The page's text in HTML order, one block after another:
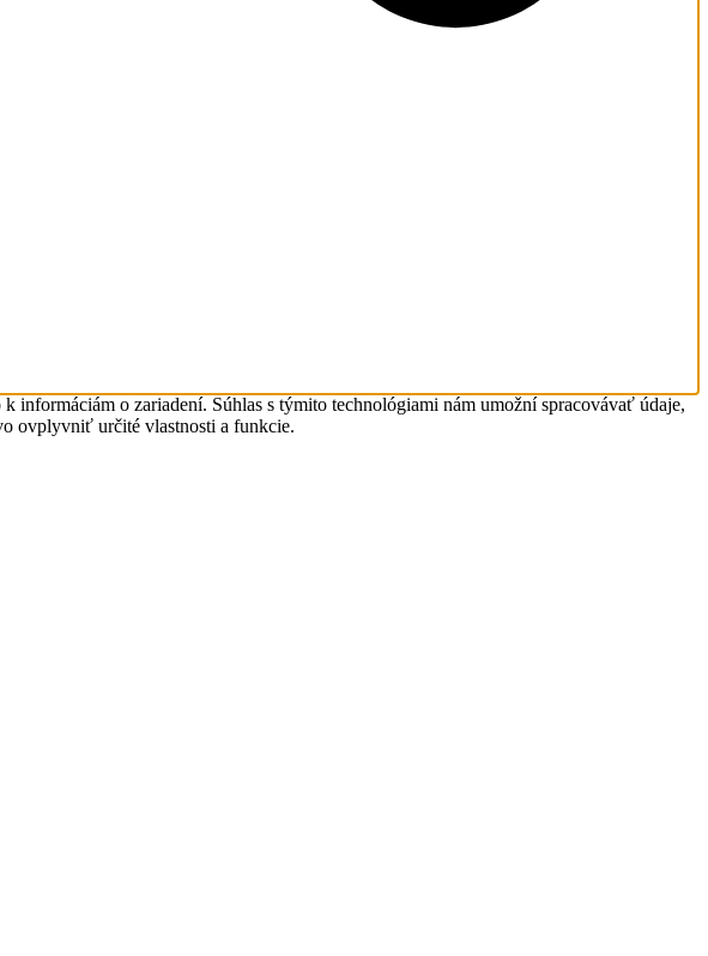
informáciám o zariadení. Súhlas s týmito technológiami nám umožní spracovávať údaje,
ovplyvniť určité vlastnosti a funkcie.